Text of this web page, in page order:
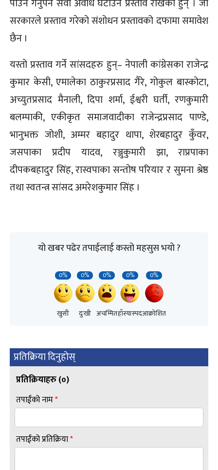
पाउन गर्नुपर्ने सेवा अवधि घटाउने प्रस्ताव राखेका हुन् । जो
सरकारले प्रस्ताव गरेको संशोधन प्रस्तावको दफामा समावेश
छैन ।
यस्तो प्रस्ताव गर्ने सांसदहरु हुन्– नेपाली कांग्रेसका राजेन्द्र
कुमार केसी, एमालेका ठाकुरप्रसाद गैरे, गोकुल बास्कोटा,
अच्युतप्रसाद मैनाली, दिपा शर्मा, ईश्वरी घर्ती, रणकुमारी
बलम्पाकी, एकीकृत समाजवादीका राजेन्द्रप्रसाद पाण्डे,
भानुभक्त जोशी, अम्मर बहादुर थापा, शेरबहादुर कुँवर,
जसपाका प्रदीप यादव, रञ्जुकुमारी झा, राप्रपाका
दीपकबहादुर सिंह, रास्वपाका सन्तोष परियार र सुमना श्रेष्ठ
तथा स्वतन्त्र सांसद अमरेशकुमार सिंह ।
यो खबर पढेर तपाईलाई कस्तो महसुस भयो ?
0%
खुसी
0%
दुःखी
0%
अचम्मित
0%
हाँस्यास्पद
0%
आक्रोशित
प्रतिक्रिया दिनुहोस्
प्रतिक्रियाहरु (०)
तपाईंको नाम*
तपाईंको प्रतिक्रिया*